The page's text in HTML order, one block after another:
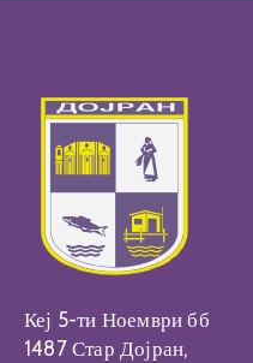
Кеј 5-ти Ноември бб
1487 Стар Дојран,